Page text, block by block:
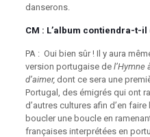
danserons.
CM : L’album contiendra-t-
PA : Oui bien sûr ! Il y aura
version portugaise de l’Hymne
d’aimer,dont ce sera une
Portugal, des émigrés qui ont
d’autres cultures afin d’en
boucler une boucle en
françaises interprétées en